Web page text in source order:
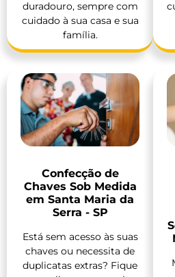
duradouro, sempre com
cuidado à sua casa e sua
família.
Confecção de
Chaves Sob Medida
em Santa Maria da
Serra - SP
Está sem acesso às suas
chaves ou necessita de
duplicatas extras? Fique